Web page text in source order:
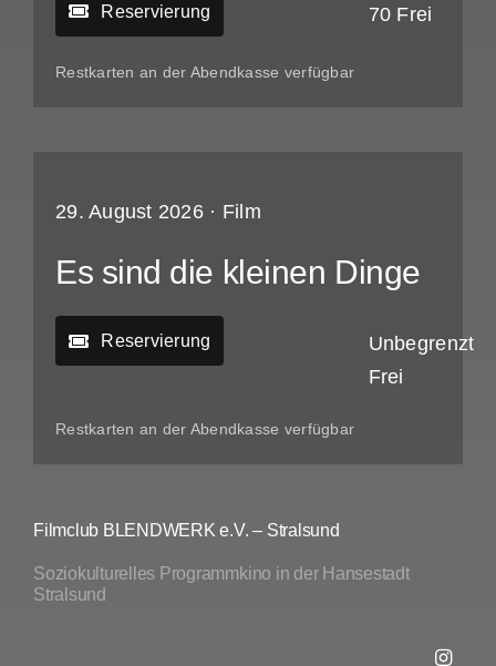
Reservierung 70 Frei
Restkarten an der Abendkasse verfügbar
29. August 2026 · Film
Es sind die kleinen Dinge
Reservierung
Unbegrenzt
Frei
Restkarten an der Abendkasse verfügbar
Filmclub BLENDWERK e.V. – Stralsund
Soziokulturelles Programmkino in der Hansestadt
Stralsund